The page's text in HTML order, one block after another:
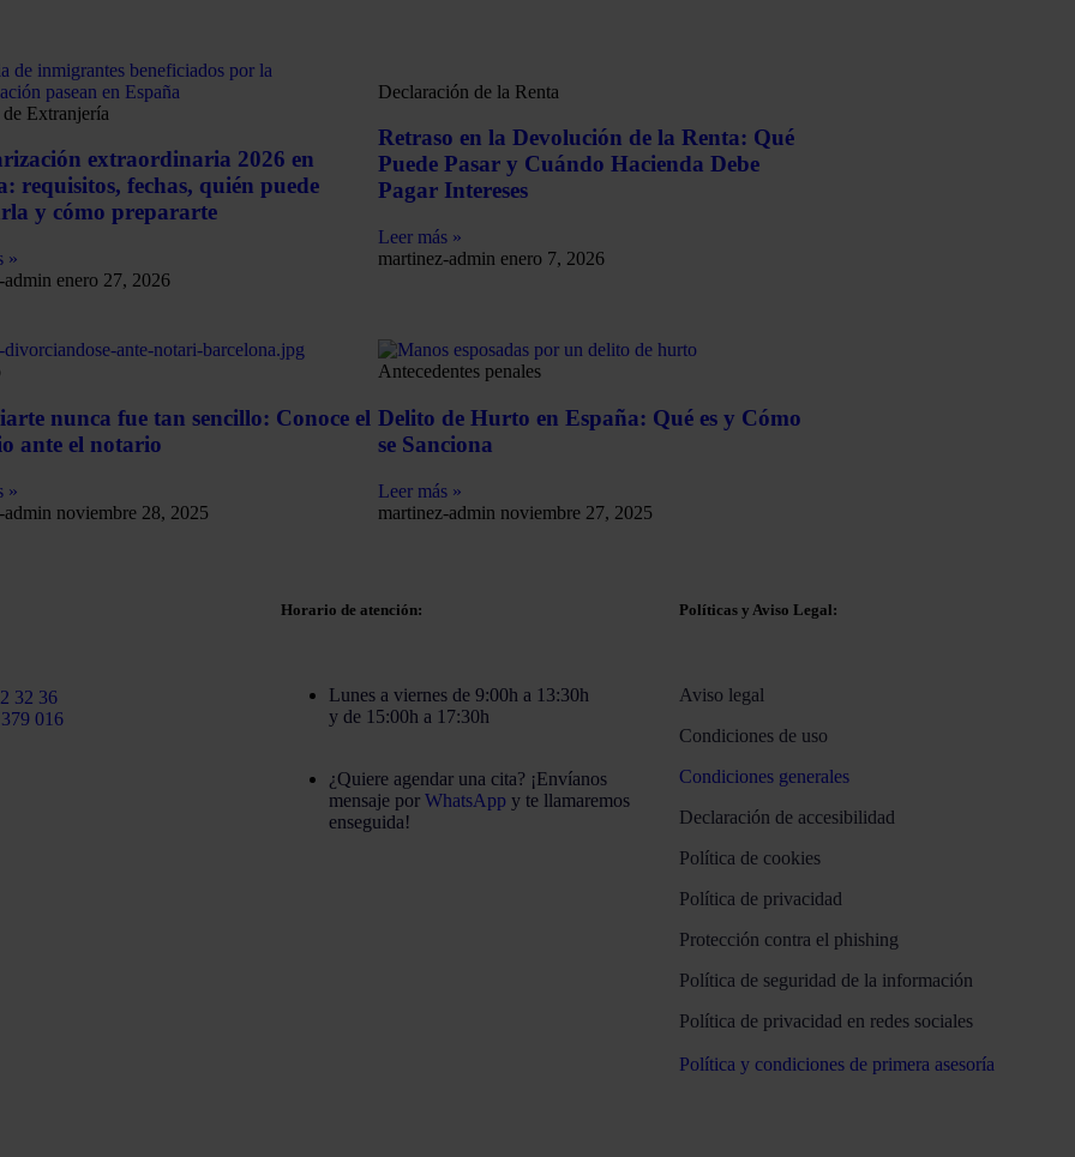
Extranjería
extraordinaria 2026 en
requisitos, fechas, quién puede
y cómo prepararte
»
admin enero 27, 2026
Declaración de la Renta
Retraso en la Devolución de la Renta: Qué
Puede Pasar y Cuándo Hacienda Debe
Pagar Intereses
Leer más »
martinez-admin enero 7, 2026
nunca fue tan sencillo: Conoce el
ante el notario
»
admin noviembre 28, 2025
Antecedentes penales
Delito de Hurto en España: Qué es y Cómo
se Sanciona
Leer más »
martinez-admin noviembre 27, 2025
32 36
016
Horario de atención:
Lunes a viernes de 9:00h a 13:30h
y de 15:00h a 17:30h
¿Quiere agendar una cita? ¡Envíanos
mensaje por WhatsApp y te llamaremos
enseguida!
Políticas y Aviso Legal:
Aviso legal
Condiciones de uso
Condiciones generales
Declaración de accesibilidad
Política de cookies
Política de privacidad
Protección contra el phishing
Política de seguridad de la información
Política de privacidad en redes sociales
Política y condiciones de primera asesoría